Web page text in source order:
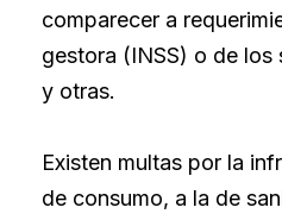
comparecer a
gestora (INSS) o de los
y otras.
Existen multas por la
de consumo, a la de